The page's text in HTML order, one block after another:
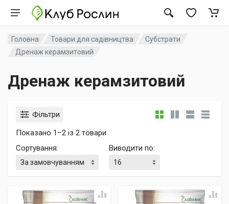
Головна Товари для садівництва
Субстрати
Дренаж керамзитовий
Дренаж керамзитовий
Фільтри
Показано 1–2 із 2 товари
Сортування: Виводити по: